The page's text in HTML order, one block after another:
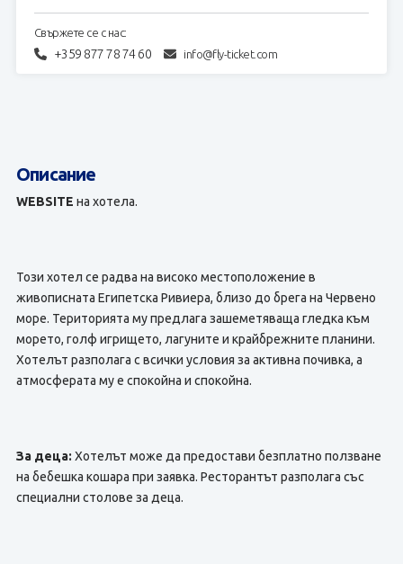
Свържете се с нас:
+359 877 78 74 60 info@fly-ticket.com
Описание
WEBSITE на хотела.
Този хотел се радва на високо местоположение в
живописната Египетска Ривиера, близо до брега на Червено
море. Територията му предлага зашеметяваща гледка към
морето, голф игрището, лагуните и крайбрежните планини.
Хотелът разполага с всички условия за активна почивка, а
атмосферата му е спокойна и спокойна.
За деца: Хотелът може да предостави безплатно ползване
на бебешка кошара при заявка. Ресторантът разполага със
специални столове за деца.